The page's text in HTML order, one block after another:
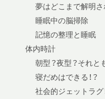
夢はどこまで解明さ
睡眠中の脳掃除
記憶の整理と睡眠
体内時計
朝型？夜型？それと
寝だめはできる！？
社会的ジェットラ